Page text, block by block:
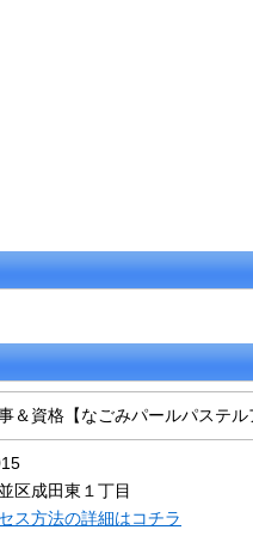
＆資格【なごみパールパステル
区成田東１丁目
ス方法の詳細はコチラ